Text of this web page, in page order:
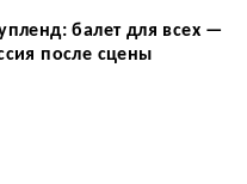
балет для всех —
после сцены